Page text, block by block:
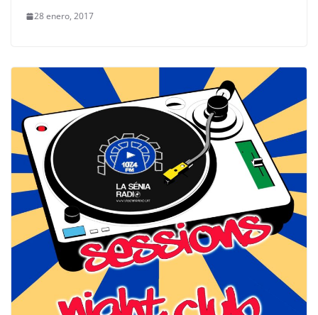
28 enero, 2017